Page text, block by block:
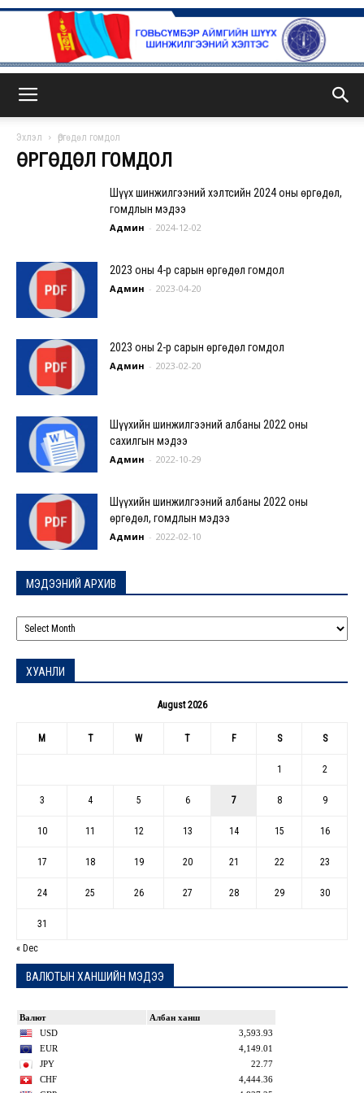
Эхлэл Өргөдөл гомдол
ӨРГӨДӨЛ ГОМДОЛ
Шүүх шинжилгээний хэлтсийн 2024 оны өргөдөл,
гомдлын мэдээ
Админ - 2024-12-02
2023 оны 4-р сарын өргөдөл гомдол
Админ - 2023-04-20
2023 оны 2-р сарын өргөдөл гомдол
Админ - 2023-02-20
Шүүхийн шинжилгээний албаны 2022 оны
сахилгын мэдээ
Админ - 2022-10-29
Шүүхийн шинжилгээний албаны 2022 оны
өргөдөл, гомдлын мэдээ
Админ - 2022-02-10
МЭДЭЭНИЙ АРХИВ
АРХИВ
ХУАНЛИ
August 2026
M T W T F S S
1 2
3 4 5 6 7 8 9
10 11 12 13 14 15 16
17 18 19 20 21 22 23
24 25 26 27 28 29 30
31
« Dec
ВАЛЮТЫН ХАНШИЙН МЭДЭЭ